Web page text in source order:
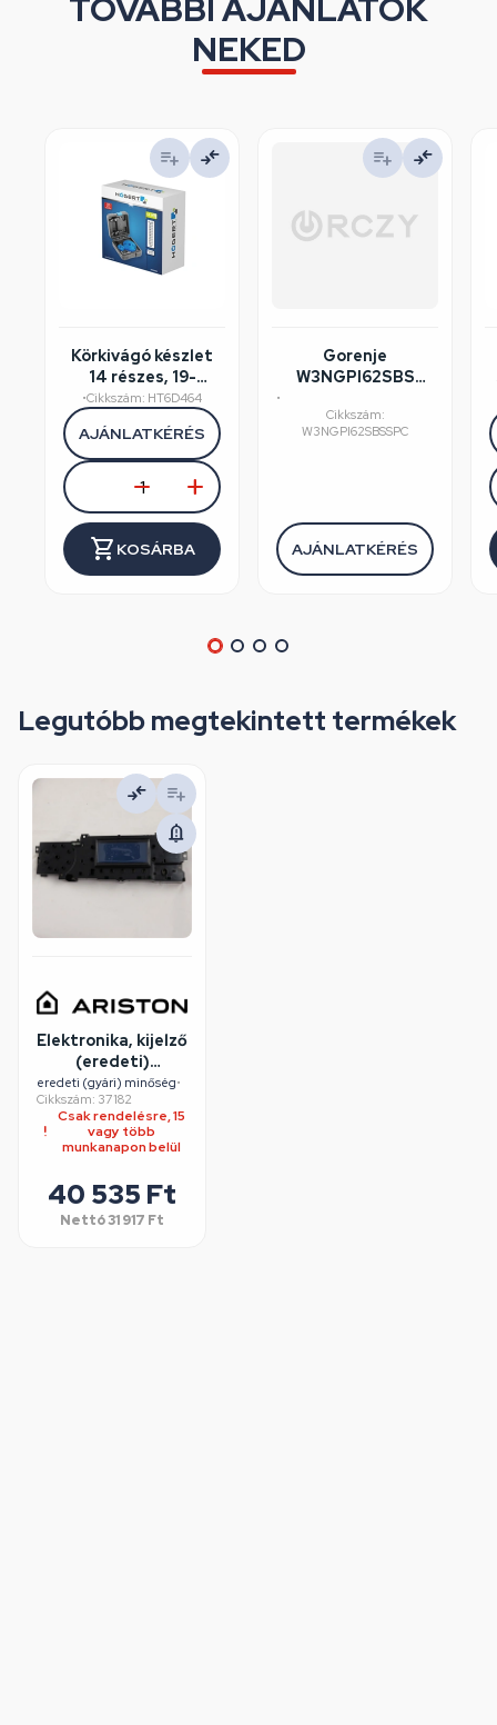
TOVÁBBI AJÁNLATOK
NEKED
Körkivágó készlet
14 részes, 19-
75mm, műanyag
koffer, HÖGERT
HT6D464
•Cikkszám: HT6D464
AJÁNLATKÉRÉS
KOSÁRBA
Gorenje
W3NGPI62SBS
felújított/szépséghibás
•
Cikkszám:
W3NGPI62SBSSPC
AJÁNLATKÉRÉS
Legutóbb megtekintett termékek
Elektronika, kijelző
(eredeti)
ARISTON
szárítógép
eredeti (gyári) minőség•
Cikkszám: 37182
Csak rendelésre, 15
vagy több
munkanapon belül
40 535 Ft
Nettó31 917 Ft